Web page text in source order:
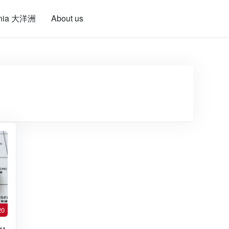
大洋洲 About us